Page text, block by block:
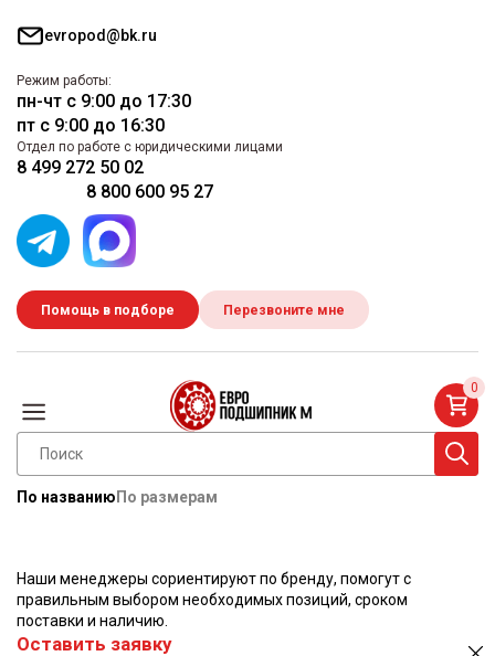
evropod@bk.ru
Режим работы:
пн-чт с 9:00 до 17:30
пт с 9:00 до 16:30
Отдел по работе с юридическими лицами
8 499 272 50 02
8 800 600 95 27
Помощь в подборе Перезвоните мне
По названию По размерам
0
Наши менеджеры сориентируют по бренду, помогут с
правильным выбором необходимых позиций, сроком
поставки и наличию.
Оставить заявку